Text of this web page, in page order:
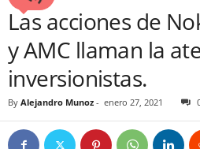
Las acciones de
y AMC llaman la
inversionistas.
By Alejandro Munoz - enero 27, 2021